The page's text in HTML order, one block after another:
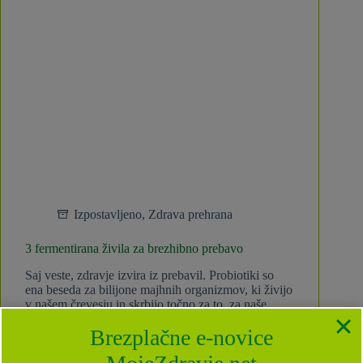
Izpostavljeno, Zdrava prehrana
3 fermentirana živila za brezhibno prebavo
Saj veste, zdravje izvira iz prebavil. Probiotiki so
ena beseda za bilijone majhnih organizmov, ki živijo
v našem črevesju in skrbijo točno za to, za naše
spadajo Lactobacillus, Bifidobacterium,
Saccharomyces boulardii, Streptococcus
Brezplačne e-novice